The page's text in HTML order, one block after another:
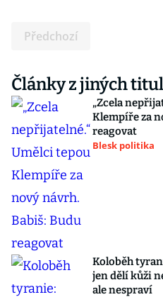
Předchozí
Články z jiných
„Zcela
Klempíře za
reagovat
Blesk politika
Koloběh
jen dělí kůži
ale nespraví